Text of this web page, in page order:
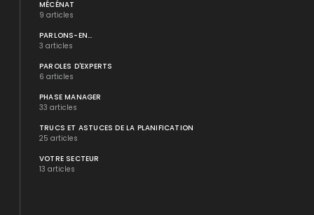
MÉCÉNAT
9 articles
PARLONS-EN...
3 articles
PAROLES D'EXPERTS
6 articles
PHASE MANAGER
33 articles
TRUCS ET ASTUCES DE LA PLANIFICATION
25 articles
VOTRE SECTEUR
13 articles